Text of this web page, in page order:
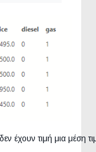
έχουν τιμή μια μέση